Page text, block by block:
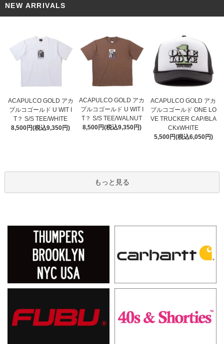
NEW ARRIVALS
ACAPULCO GOLD アカ
プルコゴールド U WIT I
T？ S/S TEE/WHITE
8,500円(税込9,350円)
ACAPULCO GOLD アカ
プルコゴールド U WIT I
T？ S/S TEE/WALNUT
8,500円(税込9,350円)
ACAPULCO GOLD アカ
プルコゴールド ONE LO
VE TRUCKER CAP/BLA
CKxWHITE
5,500円(税込6,050円)
もっと見る